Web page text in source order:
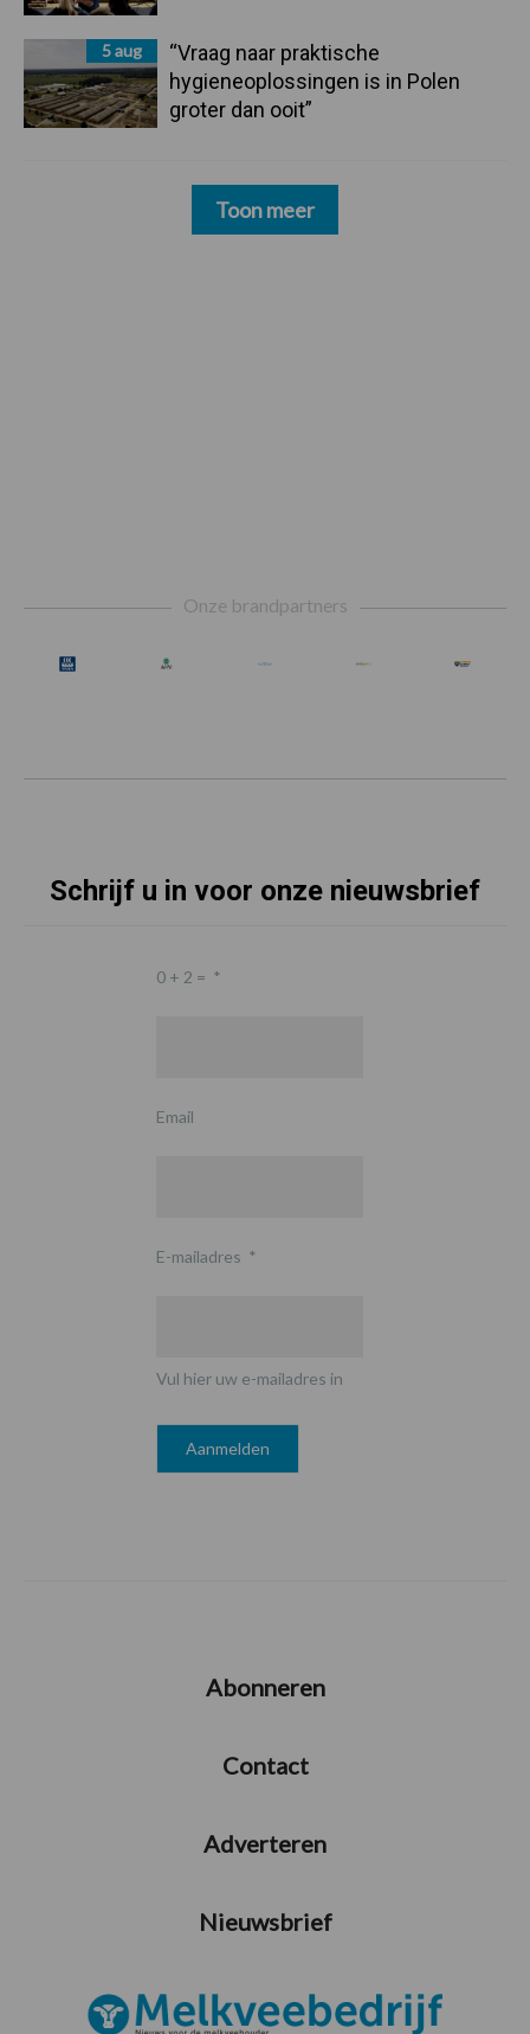
5 aug
“Vraag naar praktische
hygieneoplossingen is in Polen
groter dan ooit”
Toon meer
Onze brandpartners
Schrijf u in voor onze nieuwsbrief
0 + 2 = *
Email
E-mailadres *
Vul hier uw e-mailadres in
Abonneren
Contact
Adverteren
Nieuwsbrief